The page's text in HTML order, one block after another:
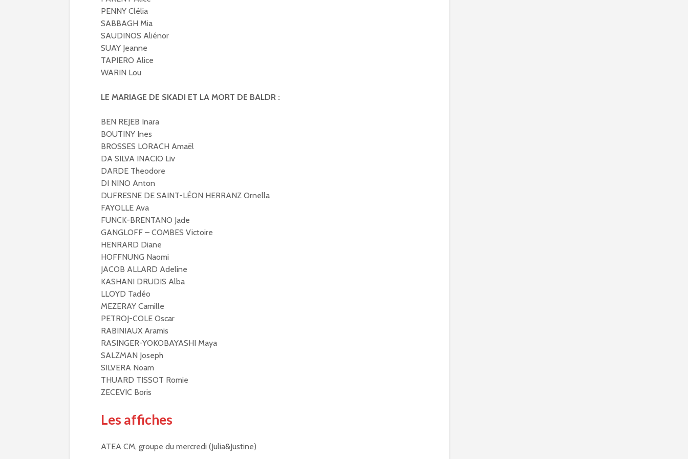
PENNY Clélia
SABBAGH Mia
SAUDINOS Aliénor
SUAY Jeanne
TAPIERO Alice
WARIN Lou
LE MARIAGE DE SKADI ET LA MORT DE BALDR :
BEN REJEB Inara
BOUTINY Ines
BROSSES LORACH Amaël
DA SILVA INACIO Liv
DARDE Theodore
DI NINO Anton
DUFRESNE DE SAINT-LÉON HERRANZ Ornella
FAYOLLE Ava
FUNCK-BRENTANO Jade
GANGLOFF – COMBES Victoire
HENRARD Diane
HOFFNUNG Naomi
JACOB ALLARD Adeline
KASHANI DRUDIS Alba
LLOYD Tadéo
MEZERAY Camille
PETROJ-COLE Oscar
RABINIAUX Aramis
RASINGER-YOKOBAYASHI Maya
SALZMAN Joseph
SILVERA Noam
THUARD TISSOT Romie
ZECEVIC Boris
Les affiches
ATEA CM, groupe du mercredi (Julia&Justine)